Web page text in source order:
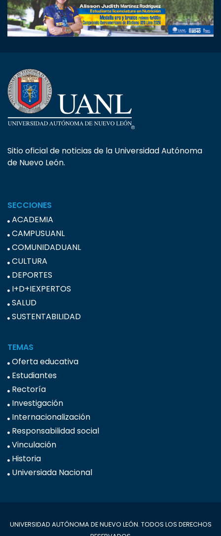
Sitio oficial de noticias de la Universidad Autónoma
de Nuevo León.
SECCIONES
ACADEMIA
CAMPUSUANL
COMUNIDADUANL
CULTURA
DEPORTES
I+D+IEXPERTOS
SALUD
SUSTENTABILIDAD
TEMAS
Oferta educativa
Estudiantes
Rectoría
Investigación
Internacionalización
Responsabilidad social
Vinculación
Historia
Universiada Nacional
UNIVERSIDAD AUTÓNOMA DE NUEVO LEÓN. TODOS LOS DERECHOS